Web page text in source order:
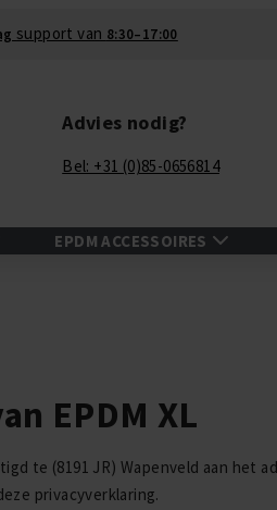
support van 8:30–17:00
Advies nodig?
Bel: +31 (0)85-0656814
EPDM ACCESSOIRES
EPDM XL
te (8191 JR) Wapenveld aan
privacyverklaring.